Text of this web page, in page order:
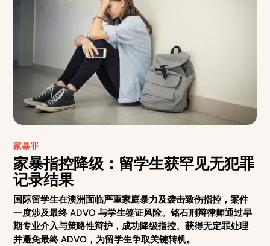
家暴罪
家暴指控降级：留学生获罕见无犯罪
记录结果
国际留学生在澳洲面临严重家庭暴力及袭击致伤指控，案件
一度涉及最终 ADVO 与学生签证风险。铭石刑辩律师通过早
期专业介入与策略性辩护，成功降级指控、获得无定罪处理
并避免最终 ADVO，为留学生争取关键转机。